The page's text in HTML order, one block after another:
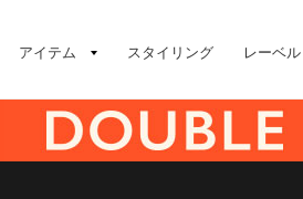
アイテム スタイリング レーベル